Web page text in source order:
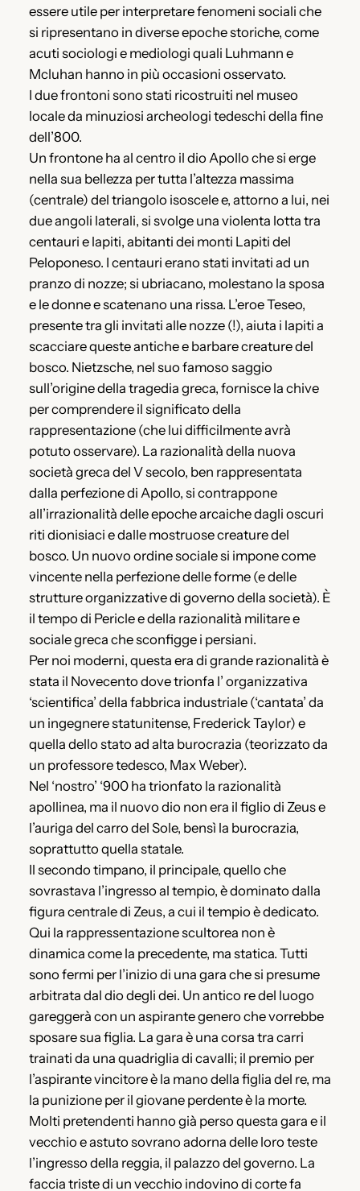
essere utile per interpretare fenomeni sociali che
si ripresentano in diverse epoche storiche, come
acuti sociologi e mediologi quali Luhmann e
Mcluhan hanno in più occasioni osservato.
I due frontoni sono stati ricostruiti nel museo
locale da minuziosi archeologi tedeschi della fine
dell’800.
Un frontone ha al centro il dio Apollo che si erge
nella sua bellezza per tutta l’altezza massima
(centrale) del triangolo isoscele e, attorno a lui, nei
due angoli laterali, si svolge una violenta lotta tra
centauri e lapiti, abitanti dei monti Lapiti del
Peloponeso. I centauri erano stati invitati ad un
pranzo di nozze; si ubriacano, molestano la sposa
e le donne e scatenano una rissa. L’eroe Teseo,
presente tra gli invitati alle nozze (!), aiuta i lapiti a
scacciare queste antiche e barbare creature del
bosco. Nietzsche, nel suo famoso saggio
sull’origine della tragedia greca, fornisce la chive
per comprendere il significato della
rappresentazione (che lui difficilmente avrà
potuto osservare). La razionalità della nuova
società greca del V secolo, ben rappresentata
dalla perfezione di Apollo, si contrappone
all’irrazionalità delle epoche arcaiche dagli oscuri
riti dionisiaci e dalle mostruose creature del
bosco. Un nuovo ordine sociale si impone come
vincente nella perfezione delle forme (e delle
strutture organizzative di governo della società). È
il tempo di Pericle e della razionalità militare e
sociale greca che sconfigge i persiani.
Per noi moderni, questa era di grande razionalità è
stata il Novecento dove trionfa l’ organizzativa
‘scientifica’ della fabbrica industriale (‘cantata’ da
un ingegnere statunitense, Frederick Taylor) e
quella dello stato ad alta burocrazia (teorizzato da
un professore tedesco, Max Weber).
Nel ‘nostro’ ‘900 ha trionfato la razionalità
apollinea, ma il nuovo dio non era il figlio di Zeus e
l’auriga del carro del Sole, bensì la burocrazia,
soprattutto quella statale.
Il secondo timpano, il principale, quello che
sovrastava l’ingresso al tempio, è dominato dalla
figura centrale di Zeus, a cui il tempio è dedicato.
Qui la rappressentazione scultorea non è
dinamica come la precedente, ma statica. Tutti
sono fermi per l’inizio di una gara che si presume
arbitrata dal dio degli dei. Un antico re del luogo
gareggerà con un aspirante genero che vorrebbe
sposare sua figlia. La gara è una corsa tra carri
trainati da una quadriglia di cavalli; il premio per
l’aspirante vincitore è la mano della figlia del re, ma
la punizione per il giovane perdente è la morte.
Molti pretendenti hanno già perso questa gara e il
vecchio e astuto sovrano adorna delle loro teste
l’ingresso della reggia, il palazzo del governo. La
faccia triste di un vecchio indovino di corte fa